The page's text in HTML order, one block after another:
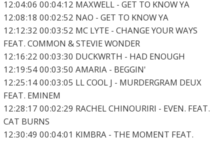
12:04:06 00:04:12 MAXWELL - GET TO KNOW YA
12:08:18 00:02:52 NAO - GET TO KNOW YA
12:12:32 00:03:52 MC LYTE - CHANGE YOUR WAYS
FEAT. COMMON & STEVIE WONDER
12:16:22 00:03:30 DUCKWRTH - HAD ENOUGH
12:19:54 00:03:50 AMARIA - BEGGIN'
12:25:14 00:03:05 LL COOL J - MURDERGRAM DEUX
FEAT. EMINEM
12:28:17 00:02:29 RACHEL CHINOURIRI - EVEN. FEAT.
CAT BURNS
12:30:49 00:04:01 KIMBRA - THE MOMENT FEAT.